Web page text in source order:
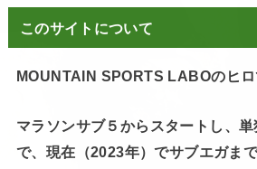
このサイトについて
MOUNTAIN SPORTS LABOのヒロ
マラソンサブ５からスタートし、
で、現在（2023年）でサブエガま